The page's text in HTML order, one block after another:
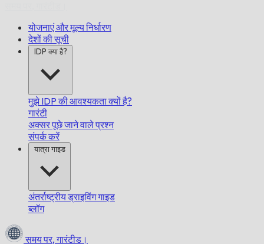
योजनाएं और मूल्य निर्धारण
देशों की सूची
IDP क्या है?
मुझे IDP की आवश्यकता क्यों है?
गारंटी
अक्सर पूछे जाने वाले प्रश्न
संपर्क करें
यात्रा गाइड
अंतर्राष्ट्रीय ड्राइविंग गाइड
ब्लॉग
समय पर, गारंटीड।